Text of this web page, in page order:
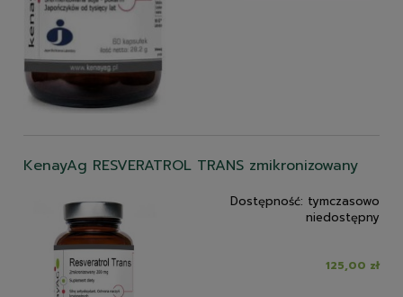
KenayAg RESVERATROL TRANS zmikronizowany
Dostępność: tymczasowo
niedostępny
125,00 zł